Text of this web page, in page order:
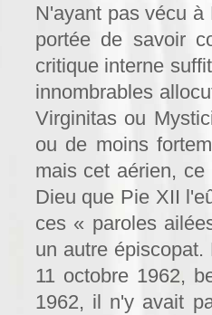
N'ayant pas vécu à
portée de savoir
critique interne
innombrables
Virginitas ou
ou de moins
mais cet aérien,
Dieu que Pie XII
ces « paroles
un autre
11 octobre 1962,
1962, il n'y avait